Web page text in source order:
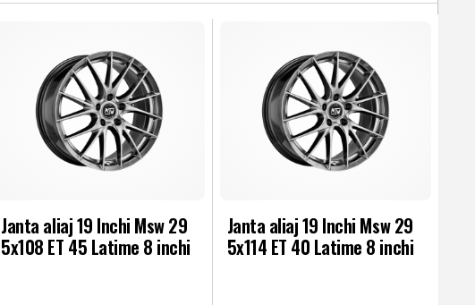
Janta aliaj 19 Inchi Msw 29
5x108 ET 45 Latime 8 inchi
Janta aliaj 19 Inchi Msw 29
5x114 ET 40 Latime 8 inchi